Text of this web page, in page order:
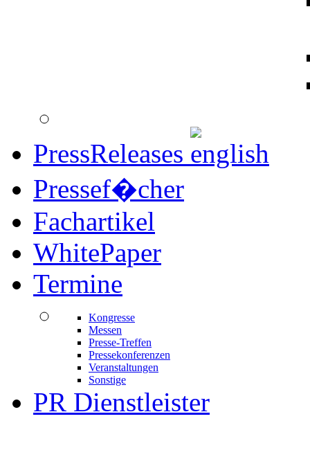
PressReleases
Pressef�cher
Fachartikel
WhitePaper
Termine
Kongresse
Messen
Presse-Treffen
Pressekonferenzen
Veranstaltungen
Sonstige
PR Dienstleister